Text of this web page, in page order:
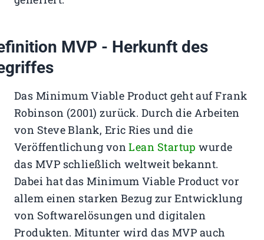
MVP - Herkunft des
Das Minimum Viable Product geht auf Frank
Robinson (2001) zurück. Durch die Arbeiten
von Steve Blank, Eric Ries und die
Veröffentlichung vonLean Startup wurde
das MVP schließlich weltweit bekannt.
Dabei hat das Minimum Viable Product vor
allem einen starken Bezug zur Entwicklung
von Softwarelösungen und digitalen
Produkten. Mitunter wird das MVP auch